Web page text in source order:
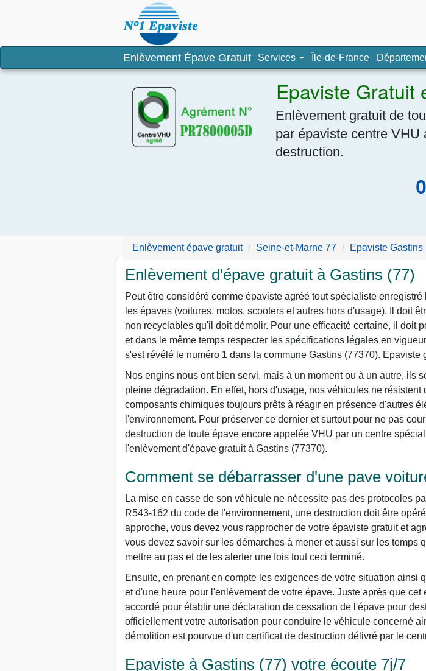
Enlèvement Épave Gratuit Services Île-de-France
Epaviste Gratuit
Enlèvement gratuit de
par épaviste centre VHU
destruction.
Enlèvement épave gratuit Seine-et-Marne 77 Epaviste Gastins
Enlèvement d'épave gratuit à Gastins (77)
Peut être considéré comme épaviste agréé tout spécialiste
les épaves (voitures, motos, scooters et autres hors d'usage). Il doit
non recyclables qu'il doit démolir. Pour une efficacité certaine, il doit
et dans le même temps respecter les spécifications légales en
s'est révélé le numéro 1 dans la commune Gastins (77370). Epaviste
Nos engins nous ont bien servi, mais à un moment ou à un autre, ils
pleine dégradation. En effet, hors d'usage, nos véhicules ne
composants chimiques toujours prêts à réagir en présence d'autres
l'environnement. Pour préserver ce dernier et surtout pour ne pas
destruction de toute épave encore appelée VHU par un centre
l'enlèvement d'épave gratuit à Gastins (77370).
Comment se débarrasser d'une pave
La mise en casse de son véhicule ne nécessite pas des protocoles
R543-162 du code de l'environnement, une destruction doit être
approche, vous devez vous rapprocher de votre épaviste gratuit et
vous devez savoir sur les démarches à mener et aussi sur les
mettre au pas et de les alerter une fois tout ceci terminé.
Ensuite, en prenant en compte les exigences de votre situation
et d'une heure pour l'enlèvement de votre épave. Juste après que
accordé pour établir une déclaration de cessation de l'épave pour
officiellement votre autorisation pour conduire le véhicule concerné
démolition est pourvue d'un certificat de destruction délivré par le
Epaviste à Gastins (77) votre écoute 7j/7